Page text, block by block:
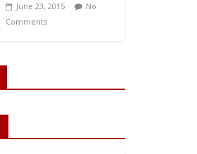
June 23, 2015
No
Comments